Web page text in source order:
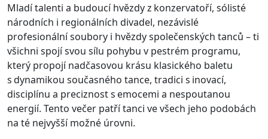
Mladí talenti a budoucí hvězdy z konzervatoří, sólisté
národních i regionálních divadel, nezávislé
profesionální soubory i hvězdy společenských tanců – ti
všichni spojí svou sílu pohybu v pestrém programu,
který propojí nadčasovou krásu klasického baletu
s dynamikou současného tance, tradici s inovací,
disciplínu a preciznost s emocemi a nespoutanou
energií. Tento večer patří tanci ve všech jeho podobách
na té nejvyšší možné úrovni.